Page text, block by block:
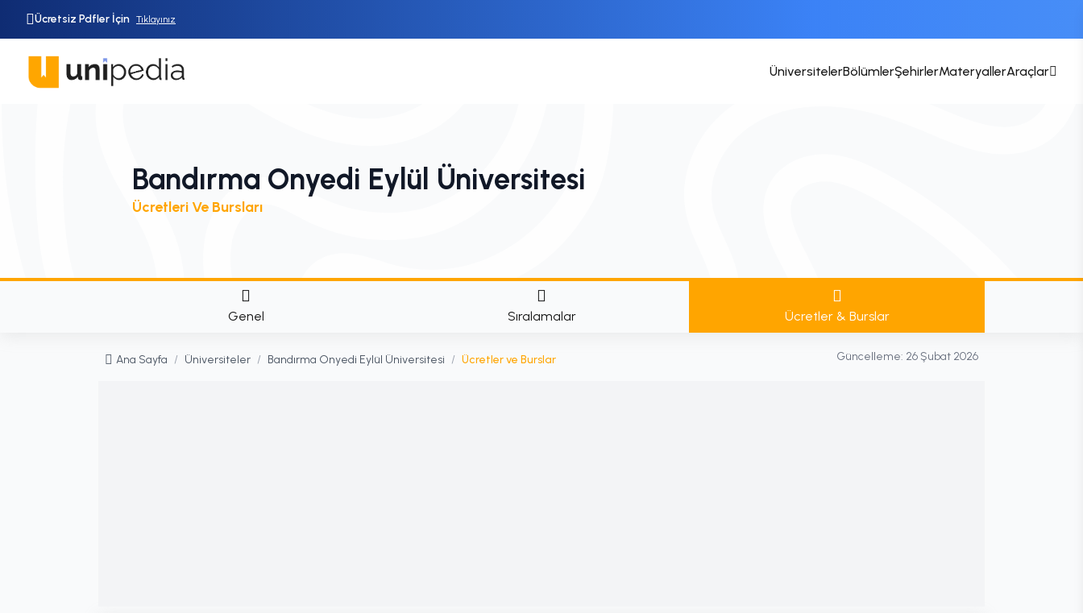
Ücretsiz Pdfler İçin Tıklayınız
ÜniversitelerBölümlerŞehirlerMateryallerAraçlar
Bandırma Onyedi Eylül Üniversitesi
Ücretleri Ve Bursları
Genel Sıralamalar Ücretler & Burslar
Ana Sayfa / Üniversiteler / Bandırma Onyedi Eylül Üniversitesi / Ücretler ve Burslar Güncelleme: 26 Şubat 2026